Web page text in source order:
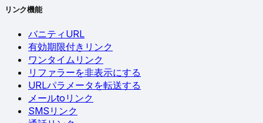
リンク機能
バニティURL
有効期限付きリンク
ワンタイムリンク
リファラーを非表示にする
URLパラメータを転送する
メールtoリンク
SMSリンク